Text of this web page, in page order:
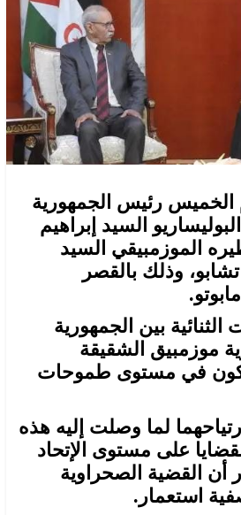
الخميس رئيس الجمهورية
السيد إبراهيم
الموزمبيقي السيد
وذلك بالقصر
الثنائية بين الجمهورية
موزمبيق الشقيقة
في مستوى طموحات
لما وصلت إليه هذه
على مستوى الإتحاد
أن القضية الصحراوية
استعمار.